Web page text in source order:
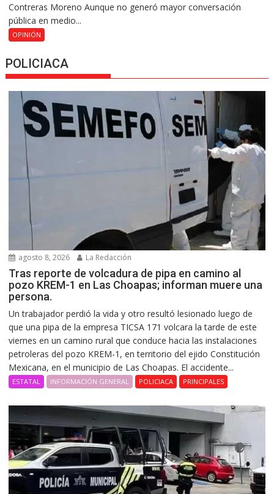
Contreras Moreno Aunque no generó mayor conversación
pública en medio...
OPINIÓN
POLICIACA
agosto 8, 2026 La Redacción
Tras reporte de volcadura de pipa en camino al
pozo KREM-1 en Las Choapas; informan muere una
persona.
Un trabajador perdió la vida y otro resultó lesionado luego de
que una pipa de la empresa TICSA 171 volcara la tarde de este
viernes en un camino rural que conduce hacia las instalaciones
petroleras del pozo KREM-1, en territorio del ejido Constitución
Mexicana, en el municipio de Las Choapas. El accidente...
ESTATAL INFORMACIÓN GENERAL POLICIACA PRINCIPALES